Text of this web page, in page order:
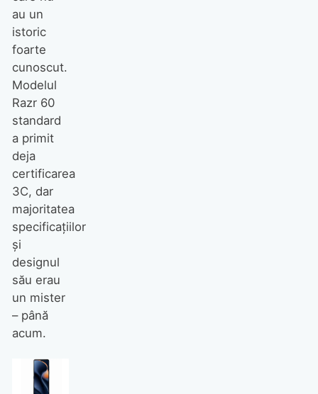
au un
istoric
foarte
cunoscut.
Modelul
Razr 60
standard
a primit
deja
certificarea
3C, dar
majoritatea
specificațiilor
și
designul
său erau
un mister
– până
acum.